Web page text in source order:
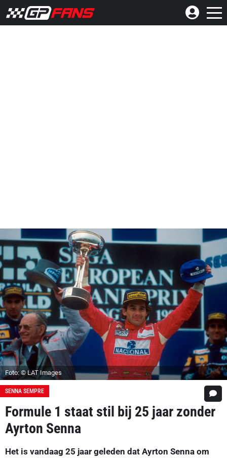
Foto: © LAT Images
SENNA SEMPRE
Formule 1 staat stil bij 25 jaar zonder
Ayrton Senna
Het is vandaag 25 jaar geleden dat Ayrton Senna om